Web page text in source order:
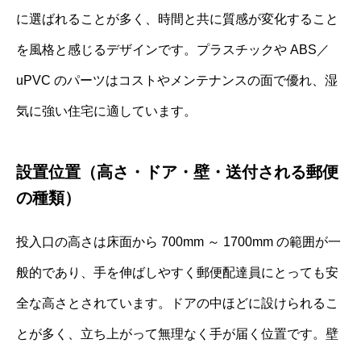
に選ばれることが多く、時間と共に質感が変化すること
を風格と感じるデザインです。プラスチックや ABS／
uPVC のパーツはコストやメンテナンスの面で優れ、湿
気に強い住宅に適しています。
設置位置（高さ・ドア・壁・送付される郵便
の種類）
投入口の高さは床面から 700mm ～ 1700mm の範囲が一
般的であり、手を伸ばしやすく郵便配達員にとっても安
全な高さとされています。ドアの中ほどに設けられるこ
とが多く、立ち上がって無理なく手が届く位置です。壁